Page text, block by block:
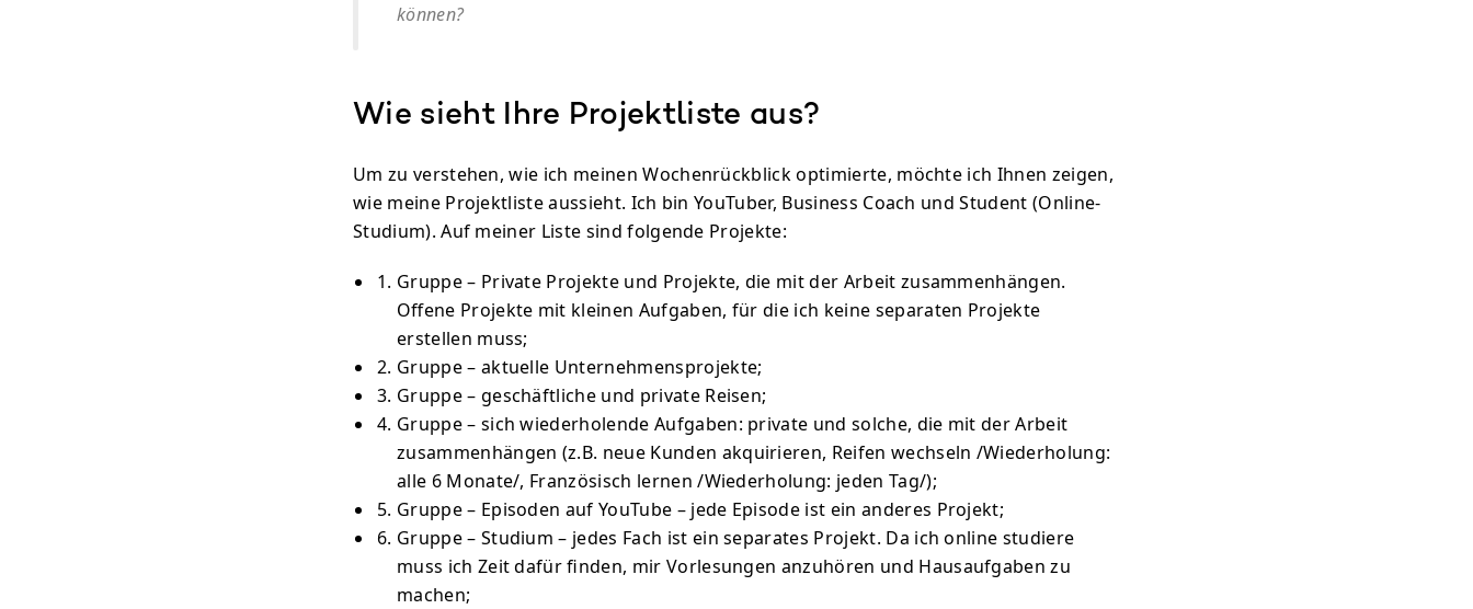
können?
Wie sieht Ihre Projektliste aus?
Um zu verstehen, wie ich meinen Wochenrückblick optimierte, möchte ich Ihnen zeigen,
wie meine Projektliste aussieht. Ich bin YouTuber, Business Coach und Student (Online-
Studium). Auf meiner Liste sind folgende Projekte:
Gruppe – Private Projekte und Projekte, die mit der Arbeit zusammenhängen.
Offene Projekte mit kleinen Aufgaben, für die ich keine separaten Projekte
erstellen muss;
Gruppe – aktuelle Unternehmensprojekte;
Gruppe – geschäftliche und private Reisen;
Gruppe – sich wiederholende Aufgaben: private und solche, die mit der Arbeit
zusammenhängen (z.B. neue Kunden akquirieren, Reifen wechseln /Wiederholung:
alle 6 Monate/, Französisch lernen /Wiederholung: jeden Tag/);
Gruppe – Episoden auf YouTube – jede Episode ist ein anderes Projekt;
Gruppe – Studium – jedes Fach ist ein separates Projekt. Da ich online studiere
muss ich Zeit dafür finden, mir Vorlesungen anzuhören und Hausaufgaben zu
machen;